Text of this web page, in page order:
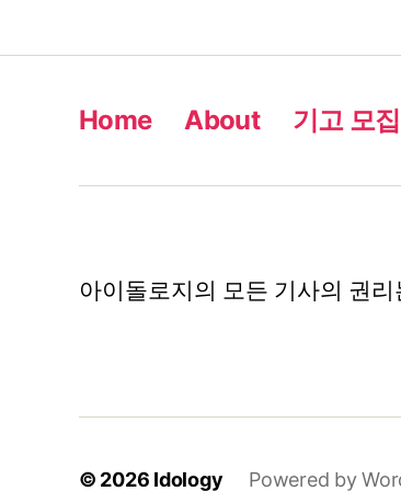
Home About 기고 모
아이돌로지의 모든 기사의 권리
© 2026 Idology Powered by